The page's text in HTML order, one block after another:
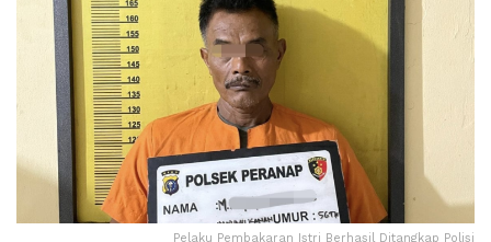
Pelaku Pembakaran Istri Berhasil Ditangkap Polisi